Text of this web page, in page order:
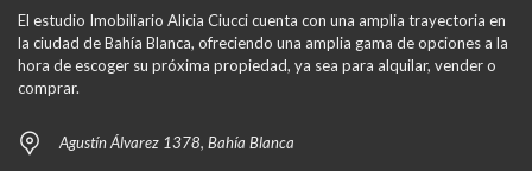
El estudio Imobiliario Alicia Ciucci cuenta con una amplia trayectoria en
la ciudad de Bahía Blanca, ofreciendo una amplia gama de opciones a la
hora de escoger su próxima propiedad, ya sea para alquilar, vender o
comprar.
Agustín Álvarez 1378, Bahía Blanca